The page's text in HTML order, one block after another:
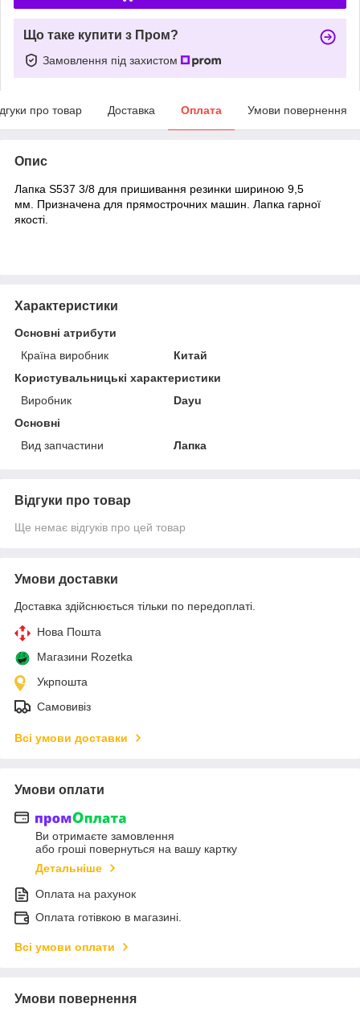
Що таке купити з Пром?
Замовлення під захистом
про товар Доставка Оплата Умови повернення
Опис
Лапка S537 3/8 для пришивання резинки шириною 9,5
мм. Призначена для прямострочних машин. Лапка гарної
якості.
Характеристики
Основні атрибути
Країна виробник
Китай
Користувальницькі характеристики
Виробник
Dayu
Основні
Вид запчастини
Лапка
Відгуки про товар
Ще немає відгуків про цей товар
Умови доставки
Доставка здійснюється тільки по передоплаті.
Нова Пошта
Магазини Rozetka
Укрпошта
Самовивіз
Всі умови доставки
Умови оплати
Ви отримаєте замовлення
або гроші повернуться на вашу картку
Детальніше
Оплата на рахунок
Оплата готівкою в магазині.
Всі умови оплати
Умови повернення